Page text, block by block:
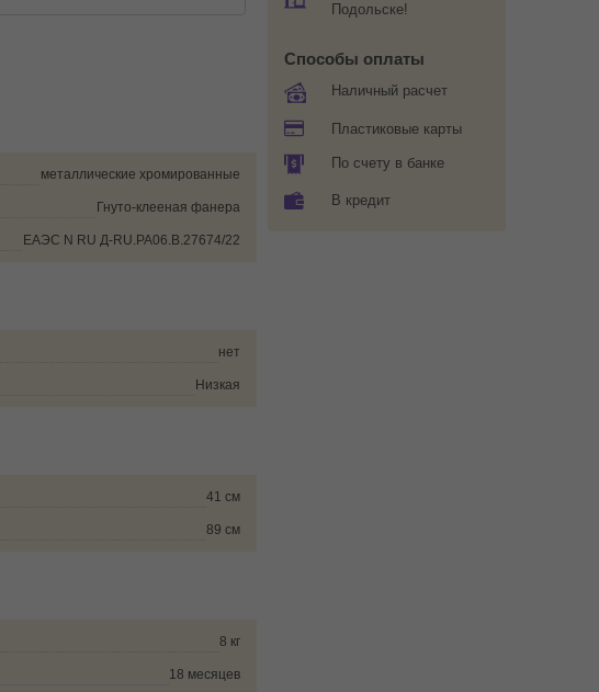
Подольске!
Способы оплаты
Наличный расчет
Пластиковые карты
По счету в банке
В кредит
металлические хромированные
Гнуто-клееная фанера
ЕАЭС N RU Д-RU.РА06.В.27674/22
нет
Низкая
41 см
89 см
8 кг
18 месяцев